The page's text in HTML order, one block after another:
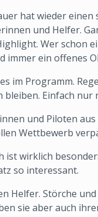
hat wieder
und Helfer.
Wer schon
immer ein offenes
im Programm.
bleiben. Einfach
und Piloten
Wettbewerb
ist wirklich
so interessant.
Helfer. Störche
sie aber auch